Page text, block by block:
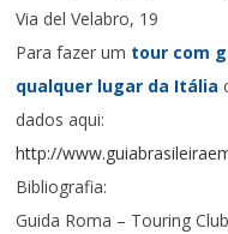
Via del Velabro, 19
Para fazer um tour com
qualquer lugar da Itália
dados aqui:
http://
Bibliografia:
Guida Roma – Touring